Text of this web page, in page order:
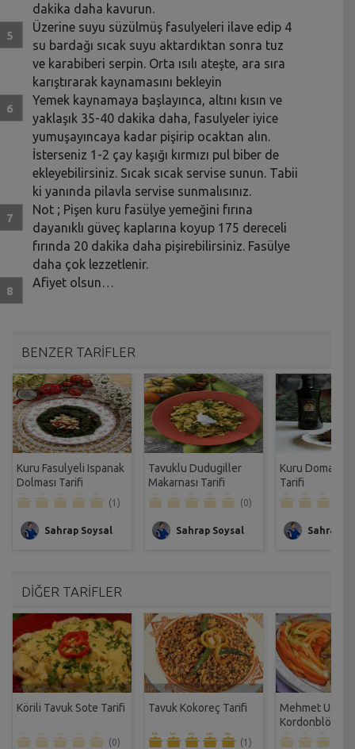
dakika daha kavurun.
Üzerine suyu süzülmüş fasulyeleri ilave edip 4
su bardağı sıcak suyu aktardıktan sonra tuz
ve karabiberi serpin. Orta ısılı ateşte, ara sıra
karıştırarak kaynamasını bekleyin
Yemek kaynamaya başlayınca, altını kısın ve
yaklaşık 35-40 dakika daha, fasulyeler iyice
yumuşayıncaya kadar pişirip ocaktan alın.
İsterseniz 1-2 çay kaşığı kırmızı pul biber de
ekleyebilirsiniz. Sıcak sıcak servise sunun. Tabii
ki yanında pilavla servise sunmalısınız.
Not ; Pişen kuru fasülye yemeğini fırına
dayanıklı güveç kaplarına koyup 175 dereceli
fırında 20 dakika daha pişirebilirsiniz. Fasülye
daha çok lezzetlenir.
Afiyet olsun…
BENZER TARİFLER
Kuru Fasulyeli Ispanak
Dolması Tarifi
(1)
Sahrap Soysal
Tavuklu Dudugiller
Makarnası Tarifi
(0)
Sahrap Soysal
Kuru Domatesli
Tarifi
Sahrap
DİĞER TARİFLER
Körili Tavuk Sote Tarifi
(0)
Tavuk Kokoreç Tarifi
(1)
Mehmet
Kordonblö
Tarifi